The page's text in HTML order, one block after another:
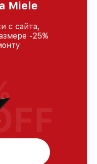
Miele
с сайта,
-25%